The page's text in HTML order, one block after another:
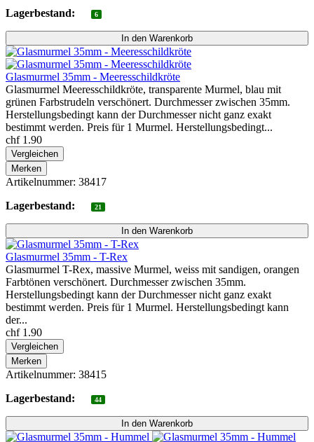
Lagerbestand: 6
Glasmurmel 35mm - Meeresschildkröte
Glasmurmel Meeresschildkröte, transparente Murmel, blau mit
grünen Farbstrudeln verschönert. Durchmesser zwischen 35mm.
Herstellungsbedingt kann der Durchmesser nicht ganz exakt
bestimmt werden. Preis für 1 Murmel. Herstellungsbedingt...
chf 1.90
Vergleichen
Merken
Artikelnummer: 38417
Lagerbestand:
21
Glasmurmel 35mm - T-Rex
Glasmurmel T-Rex, massive Murmel, weiss mit sandigen, orangen
Farbtönen verschönert. Durchmesser zwischen 35mm.
Herstellungsbedingt kann der Durchmesser nicht ganz exakt
bestimmt werden. Preis für 1 Murmel. Herstellungsbedingt kann
der...
chf 1.90
Vergleichen
Merken
Artikelnummer: 38415
Lagerbestand:
44